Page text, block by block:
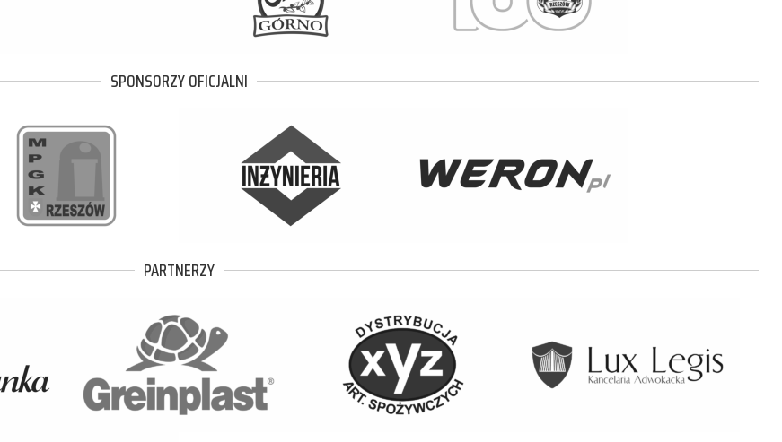
SPONSORZY OFICJALNI
PARTNERZY